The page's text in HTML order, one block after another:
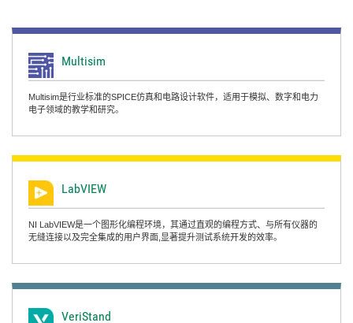
Multisim
Multisim是行业标准的SPICE仿真和电路设计软件，适用于模拟、数字和电力
电子领域的教学和研究。
LabVIEW
NI LabVIEW是一个图形化编程环境，其通过直观的编程方式、与所有仪器的
无缝连接以及完全集成的用户界面,显著提升测试系统开发的效率。
VeriStand